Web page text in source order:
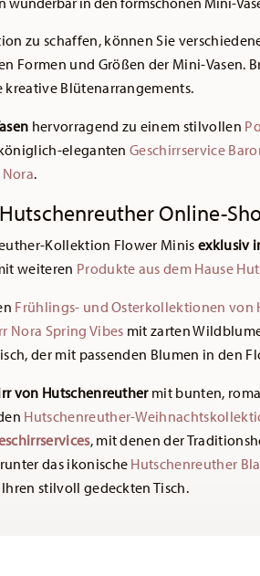
zu schaffen, können Sie
Formen und Größen der Mini-Vasen.
kreative Blütenarrangements.
hervorragend zu einem stilvollen
elegantenGeschirrservice
.
Online-
Kollektion Flower Minis exklusiv
weiteren Produkte aus dem Hause
Frühlings- und Osterkollektionen von
Nora Spring Vibes mit zarten
der mit passenden Blumen in den
von Hutschenreuthermit bunten,
Hutschenreuther-
, mit denen der
das ikonischeHutschenreuther
stilvoll gedeckten Tisch.